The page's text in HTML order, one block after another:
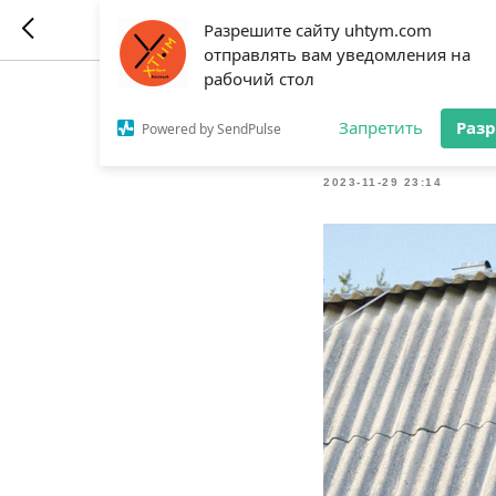
Разрешите сайту uhtym.com
отправлять вам уведомления на
рабочий стол
Powered by SendPulse Запретить
Журнал
2023-11-29 23:14